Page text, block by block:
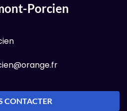
Porcien
CONTACTER